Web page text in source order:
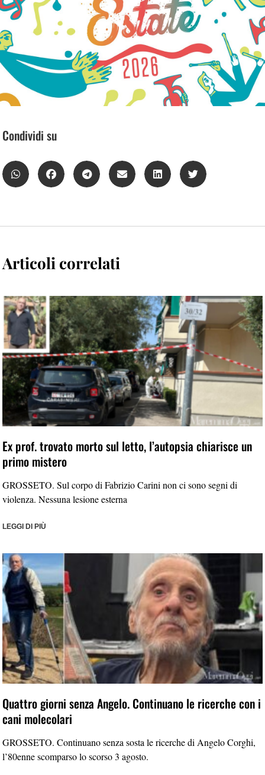
Condividi su
Articoli correlati
Ex prof. trovato morto sul letto, l’autopsia chiarisce un
primo mistero
GROSSETO. Sul corpo di Fabrizio Carini non ci sono segni di
violenza. Nessuna lesione esterna
LEGGI DI PIÙ
Quattro giorni senza Angelo. Continuano le ricerche con i
cani molecolari
GROSSETO. Continuano senza sosta le ricerche di Angelo Corghi,
l’80enne scomparso lo scorso 3 agosto.